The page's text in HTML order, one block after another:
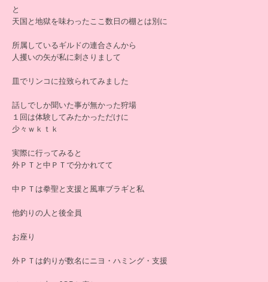
と
天国と地獄を味わったここ数日の棚とは別に
所属しているギルドの連合さんから
人攫いの矢が私に刺さりまして
皿でリンコに拉致られてみました
話しでしか聞いた事が無かった狩場
１回は体験してみたかっただけに
少々ｗｋｔｋ
実際に行ってみると
外ＰＴと中ＰＴで分かれてて
中ＰＴは拳聖と支援と風車ブラギと私
他釣りの人と後全員
お座り
外ＰＴは釣りが数名にニヨ・ハミング・支援